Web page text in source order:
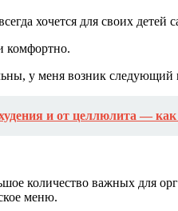
хочется для своих детей
комфортно.
у меня возник
и от целлюлита —
количество важных для
меню.